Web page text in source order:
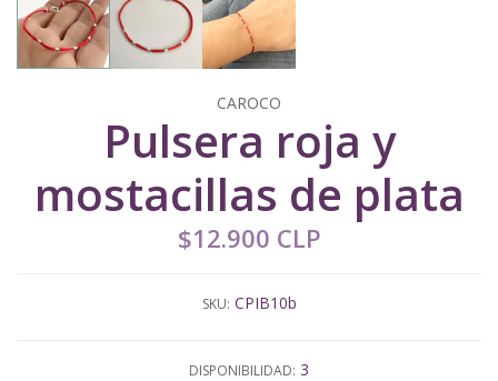
CAROCO
Pulsera roja y
mostacillas de plata
$12.900 CLP
SKU: CPIB10b
DISPONIBILIDAD: 3